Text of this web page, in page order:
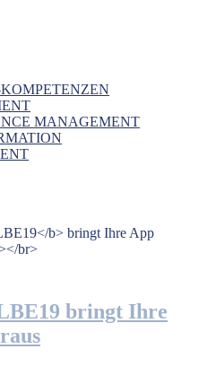
MANAGEMENT
bringt Ihre